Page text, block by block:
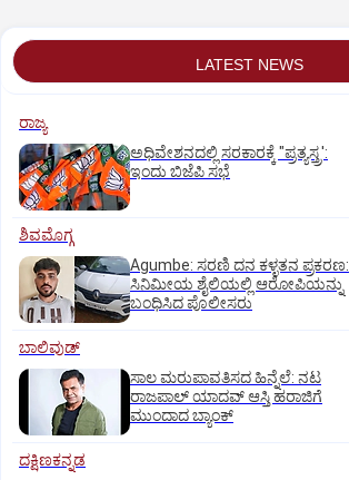
LATEST NEWS
ರಾಜ್ಯ
ಅಧಿವೇಶನದಲ್ಲಿ ಸರಕಾರಕ್ಕೆ "ಪ್ರತ್ಯಸ್ತ್ರ':
ಇಂದು ಬಿಜೆಪಿ ಸಭೆ
ಶಿವಮೊಗ್ಗ
Agumbe: ಸರಣಿ ದನ ಕಳ್ಳತನ ಪ್ರಕರಣ:
ಸಿನಿಮೀಯ ಶೈಲಿಯಲ್ಲಿ ಆರೋಪಿಯನ್ನು
ಬಂಧಿಸಿದ ಪೊಲೀಸರು
ಬಾಲಿವುಡ್‌
ಸಾಲ ಮರುಪಾವತಿಸದ ಹಿನ್ನೆಲೆ: ನಟ
ರಾಜಪಾಲ್ ಯಾದವ್‌ ಆಸ್ತಿ ಹರಾಜಿಗೆ
ಮುಂದಾದ ಬ್ಯಾಂಕ್
ದಕ್ಷಿಣಕನ್ನಡ